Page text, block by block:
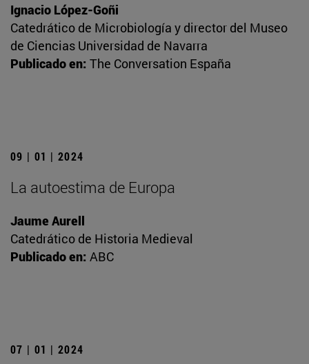
Ignacio López-Goñi
Catedrático de Microbiología y director del Museo
de Ciencias Universidad de Navarra
Publicado en: The Conversation España
09 | 01 | 2024
La autoestima de Europa
Jaume Aurell
Catedrático de Historia Medieval
Publicado en: ABC
07 | 01 | 2024